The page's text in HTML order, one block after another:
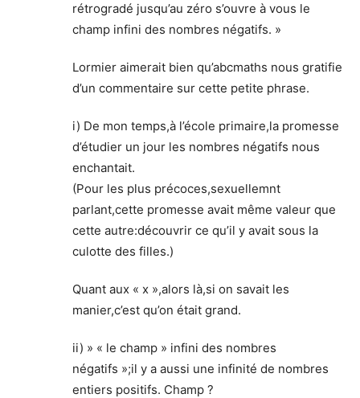
rétrogradé jusqu’au zéro s’ouvre à vous le
champ infini des nombres négatifs. »
Lormier aimerait bien qu’abcmaths nous gratifie
d’un commentaire sur cette petite phrase.
i) De mon temps,à l’école primaire,la promesse
d’étudier un jour les nombres négatifs nous
enchantait.
(Pour les plus précoces,sexuellemnt
parlant,cette promesse avait même valeur que
cette autre:découvrir ce qu’il y avait sous la
culotte des filles.)
Quant aux « x »,alors là,si on savait les
manier,c’est qu’on était grand.
ii) » « le champ » infini des nombres
négatifs »;il y a aussi une infinité de nombres
entiers positifs. Champ ?